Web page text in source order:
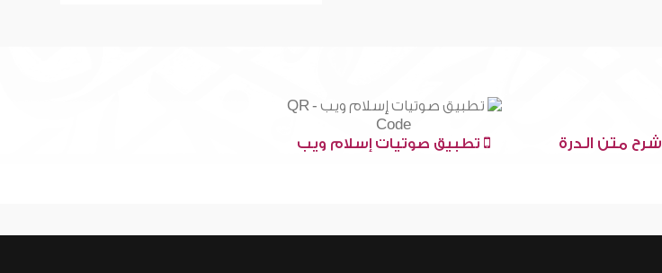
شرح متن الدرة تطبيق صوتيات إسلام ويب